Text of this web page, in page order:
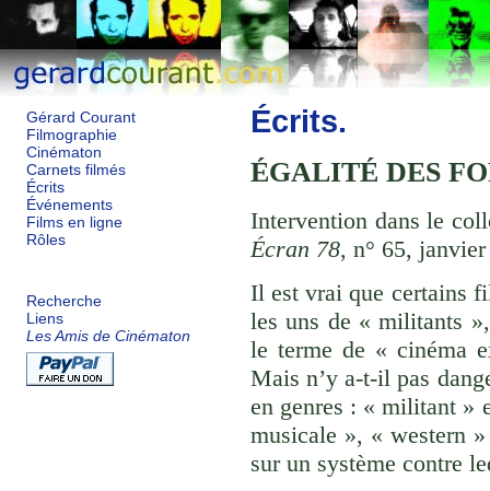
Gérard Courant
Filmographie
Cinématon
Carnets filmés
Écrits
Événements
Films en ligne
Rôles
Recherche
Liens
Les Amis de Cinématon
Écrits.
ÉGALITÉ DES
Intervention dans le
Écran 78, n° 65,
Il est vrai que certains
les uns de « militants
le terme de « cinéma
Mais n’y a-t-il pas
en genres : « militant »
musicale », « western
sur un système contre